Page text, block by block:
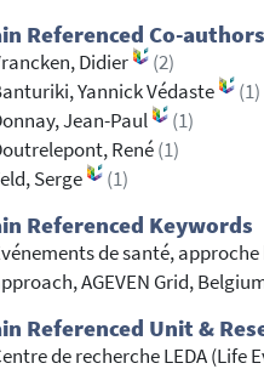
Referenced Co-authors
Didier
(2)
Yannick Védaste
(1)
Jean-Paul
(1)
René(1)
Serge
(1)
Referenced Keywords
de santé,
AGEVEN Grid,
Referenced Unit &
de recherche LEDA (Life